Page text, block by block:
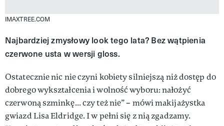
IMAXTREE.COM
Najbardziej zmysłowy look tego lata? Bez wątpienia
czerwone usta w wersji gloss.
Ostatecznie nic nie czyni kobiety silniejszą niż dostęp do
dobrego wykształcenia i wolność wyboru: nałożyć
czerwoną szminkę... czy też nie” – mówi makijażystka
gwiazd Lisa Eldridge. I w pełni się z nią zgadzamy.